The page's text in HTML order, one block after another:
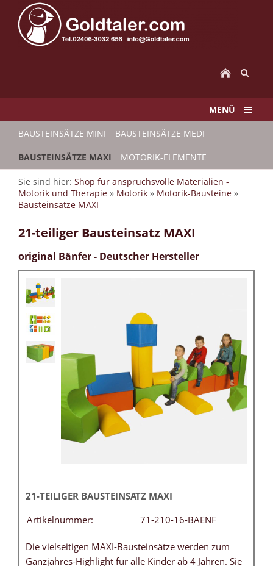
MENÜ
BAUSTEINSÄTZE MINI BAUSTEINSÄTZE MEDI
BAUSTEINSÄTZE MAXI MOTORIK-ELEMENTE
Sie sind hier: Shop für anspruchsvolle Materialien -
Motorik und Therapie » Motorik » Motorik-Bausteine »
Bausteinsätze MAXI
21-teiliger Bausteinsatz MAXI
original Bänfer - Deutscher Hersteller
21-TEILIGER BAUSTEINSATZ MAXI
Artikelnummer:
71-210-16-BAENF
Die vielseitigen MAXI-Bausteinsätze werden zum
Ganzjahres-Highlight für alle Kinder ab 4 Jahren. Sie